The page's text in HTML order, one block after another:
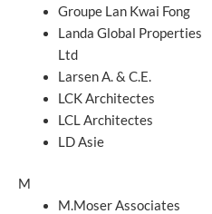
Groupe Lan Kwai Fong
Landa Global Properties
Ltd
Larsen A. & C.E.
LCK Architectes
LCL Architectes
LD Asie
M
M.Moser Associates